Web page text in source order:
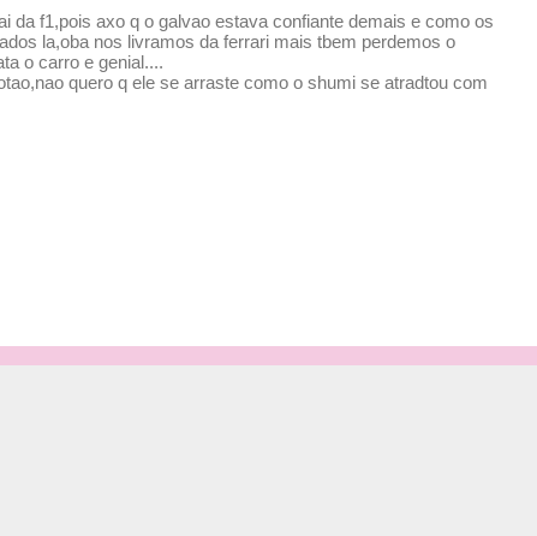
da f1,pois axo q o galvao estava confiante demais e como os
la,oba nos livramos da ferrari mais tbem perdemos o
o carro e genial....
quero q ele se arraste como o shumi se atradtou com